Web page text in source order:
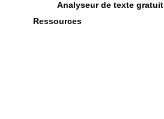
Analyseur de texte gratuit
Ressources